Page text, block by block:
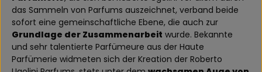
das Sammeln von Parfums auszeichnet, verband beide
sofort eine gemeinschaftliche Ebene, die auch zur
Grundlage der Zusammenarbeit wurde. Bekannte
und sehr talentierte Parfümeure aus der Haute
Parfümerie widmeten sich der Kreation der Roberto